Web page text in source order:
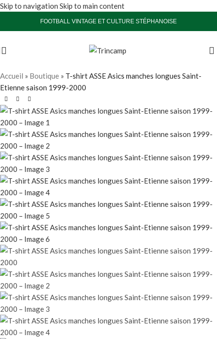
Skip to navigation Skip to main content
FOOTBALL VINTAGE ET CULTURE STÉPHANOISE
Accueil » Boutique » T-shirt ASSE Asics manches longues Saint-
Etienne saison 1999-2000